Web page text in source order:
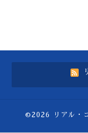
©2026 リアル・